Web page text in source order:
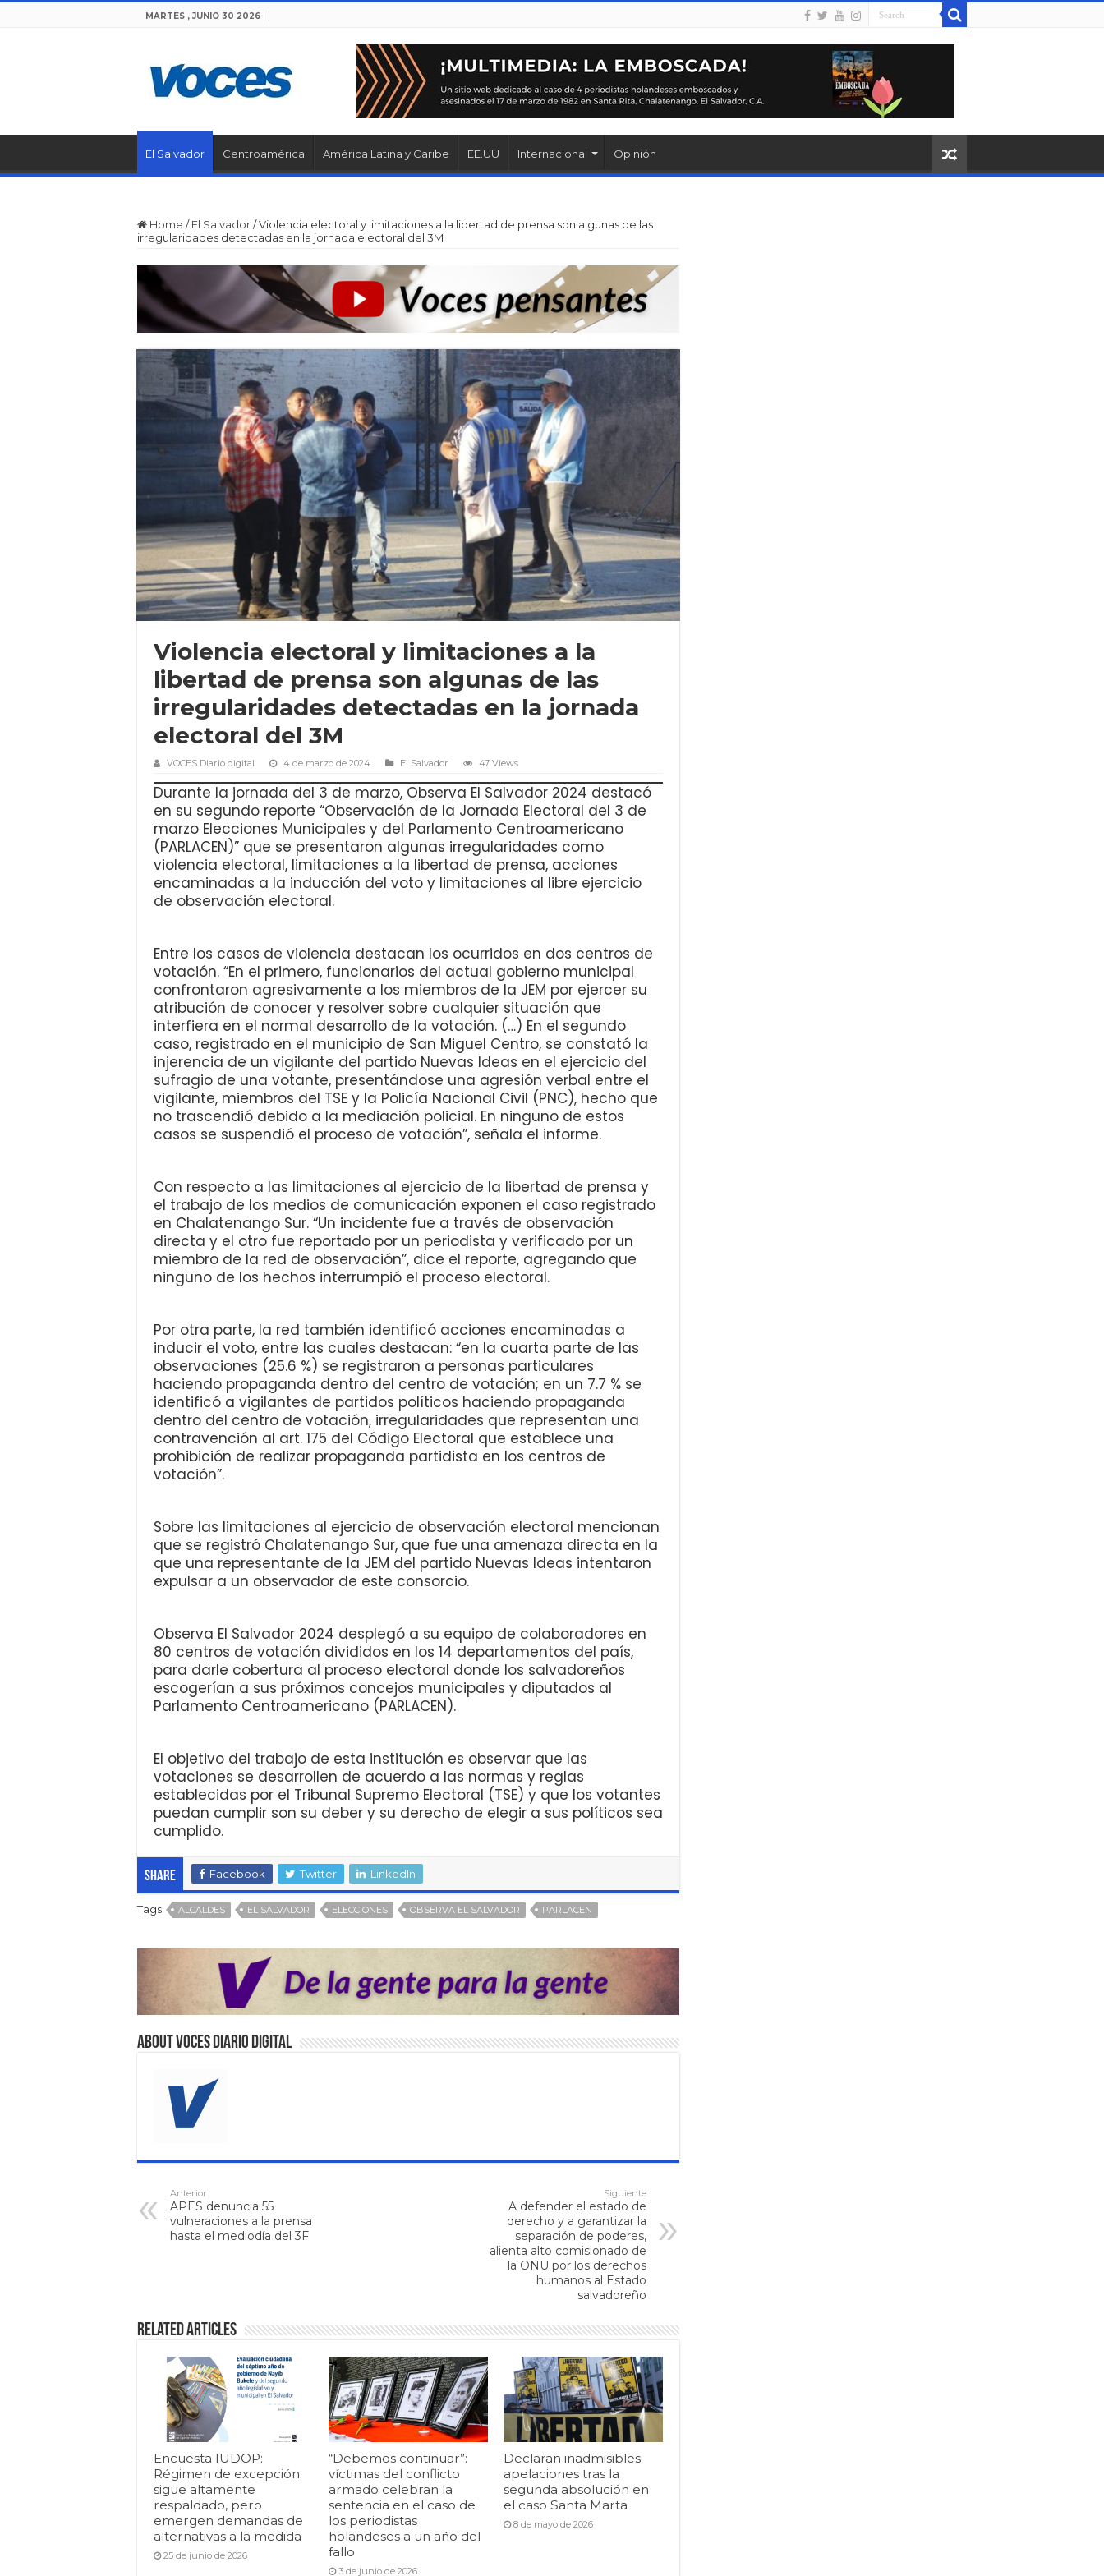
MARTES , JUNIO 30 2026
El Salvador Centroamérica América Latina y Caribe EE.UU Internacional Opinión
Home / El Salvador/Violencia electoral y limitaciones a la libertad de prensa son algunas de las
irregularidades detectadas en la jornada electoral del 3M
Violencia electoral y limitaciones a la
libertad de prensa son algunas de las
irregularidades detectadas en la jornada
electoral del 3M
VOCES Diario digital 4 de marzo de 2024 El Salvador 47 Views
Durante la jornada del 3 de marzo, Observa El Salvador 2024 destacó
en su segundo reporte “Observación de la Jornada Electoral del 3 de
marzo Elecciones Municipales y del Parlamento Centroamericano
(PARLACEN)” que se presentaron algunas irregularidades como
violencia electoral, limitaciones a la libertad de prensa, acciones
encaminadas a la inducción del voto y limitaciones al libre ejercicio
de observación electoral.
Entre los casos de violencia destacan los ocurridos en dos centros de
votación. “En el primero, funcionarios del actual gobierno municipal
confrontaron agresivamente a los miembros de la JEM por ejercer su
atribución de conocer y resolver sobre cualquier situación que
interfiera en el normal desarrollo de la votación. (…) En el segundo
caso, registrado en el municipio de San Miguel Centro, se constató la
injerencia de un vigilante del partido Nuevas Ideas en el ejercicio del
sufragio de una votante, presentándose una agresión verbal entre el
vigilante, miembros del TSE y la Policía Nacional Civil (PNC), hecho que
no trascendió debido a la mediación policial. En ninguno de estos
casos se suspendió el proceso de votación”, señala el informe.
Con respecto a las limitaciones al ejercicio de la libertad de prensa y
el trabajo de los medios de comunicación exponen el caso registrado
en Chalatenango Sur. “Un incidente fue a través de observación
directa y el otro fue reportado por un periodista y verificado por un
miembro de la red de observación”, dice el reporte, agregando que
ninguno de los hechos interrumpió el proceso electoral.
Por otra parte, la red también identificó acciones encaminadas a
inducir el voto, entre las cuales destacan: “en la cuarta parte de las
observaciones (25.6 %) se registraron a personas particulares
haciendo propaganda dentro del centro de votación; en un 7.7 % se
identificó a vigilantes de partidos políticos haciendo propaganda
dentro del centro de votación, irregularidades que representan una
contravención al art. 175 del Código Electoral que establece una
prohibición de realizar propaganda partidista en los centros de
votación”.
Sobre las limitaciones al ejercicio de observación electoral mencionan
que se registró Chalatenango Sur, que fue una amenaza directa en la
que una representante de la JEM del partido Nuevas Ideas intentaron
expulsar a un observador de este consorcio.
Observa El Salvador 2024 desplegó a su equipo de colaboradores en
80 centros de votación divididos en los 14 departamentos del país,
para darle cobertura al proceso electoral donde los salvadoreños
escogerían a sus próximos concejos municipales y diputados al
Parlamento Centroamericano (PARLACEN).
El objetivo del trabajo de esta institución es observar que las
votaciones se desarrollen de acuerdo a las normas y reglas
establecidas por el Tribunal Supremo Electoral (TSE) y que los votantes
puedan cumplir son su deber y su derecho de elegir a sus políticos sea
cumplido.
Share Facebook Twitter LinkedIn
Tags ALCALDES EL SALVADOR ELECCIONES OBSERVA EL SALVADOR PARLACEN
About VOCES Diario digital
Anterior
APES denuncia 55
vulneraciones a la prensa
hasta el mediodía del 3F
Siguiente
A defender el estado de
derecho y a garantizar la
separación de poderes,
alienta alto comisionado de
la ONU por los derechos
humanos al Estado
salvadoreño
Related Articles
Encuesta IUDOP:
Régimen de excepción
sigue altamente
respaldado, pero
emergen demandas de
alternativas a la medida
25 de junio de 2026
“Debemos continuar”:
víctimas del conflicto
armado celebran la
sentencia en el caso de
los periodistas
holandeses a un año del
fallo
3 de junio de 2026
Declaran inadmisibles
apelaciones tras la
segunda absolución en
el caso Santa Marta
8 de mayo de 2026